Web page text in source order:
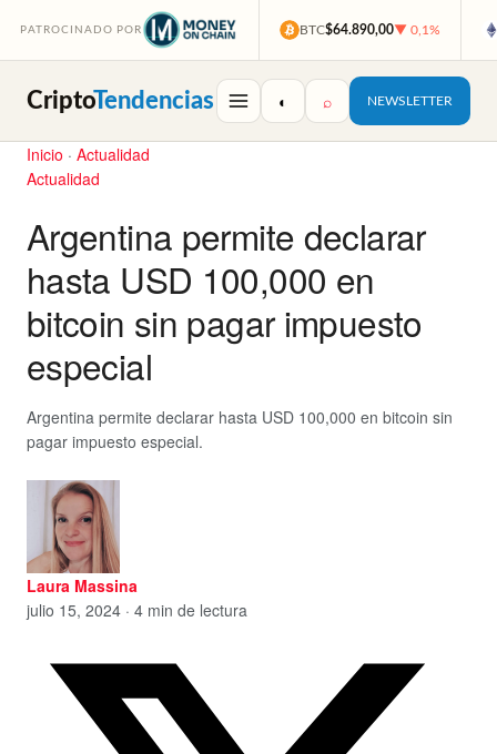
PATROCINADO POR BTC$64.890,00▼ 0,1%
CriptoTendencias ◐ ⌕ NEWSLETTER
Inicio · Actualidad
Actualidad
Argentina permite declarar
hasta USD 100,000 en
bitcoin sin pagar impuesto
especial
Argentina permite declarar hasta USD 100,000 en bitcoin sin
pagar impuesto especial.
Laura Massina
julio 15, 2024 · 4 min de lectura